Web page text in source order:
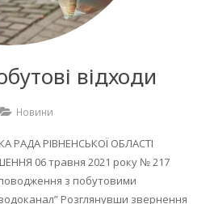
відходи
Новини
РАДА РІВНЕНСЬКОЇ ОБЛАСТІ
06 травня 2021 року № 217
з побутовими
Розглянувши звернення